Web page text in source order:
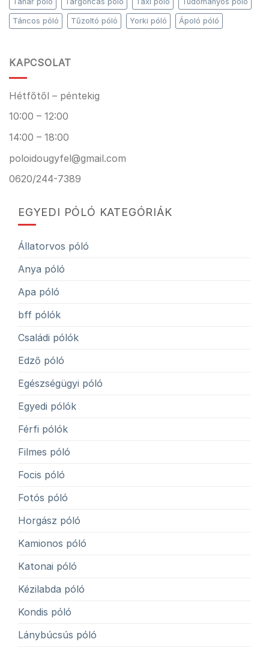
Táncos póló Tűzoltó póló Yorki póló Ápoló póló
KAPCSOLAT
Hétfőtől – péntekig
10:00 – 12:00
14:00 – 18:00
poloidougyfel@gmail.com
0620/244-7389
EGYEDI PÓLÓ KATEGÓRIÁK
Állatorvos póló
Anya póló
Apa póló
bff pólók
Családi pólók
Edző póló
Egészségügyi póló
Egyedi pólók
Férfi pólók
Filmes póló
Focis póló
Fotós póló
Horgász póló
Kamionos póló
Katonai póló
Kézilabda póló
Kondis póló
Lánybúcsús póló